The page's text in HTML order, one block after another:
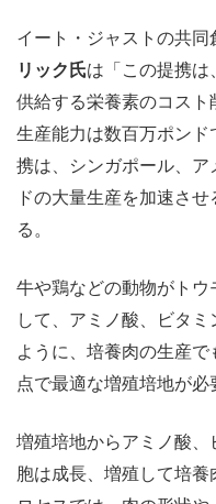
イート・ジャストの共同
リック氏は「この提携は
供給する栄養素のコス
生産能力は数百万ポン
携は、シンガポール、
ドの大量生産を加速さ
る。
牛や鶏などの動物がト
して、アミノ酸、ビタ
ように、培養肉の生産
点で最適な増殖培地が必
増殖培地からアミノ酸
胞は成長、増殖して培養